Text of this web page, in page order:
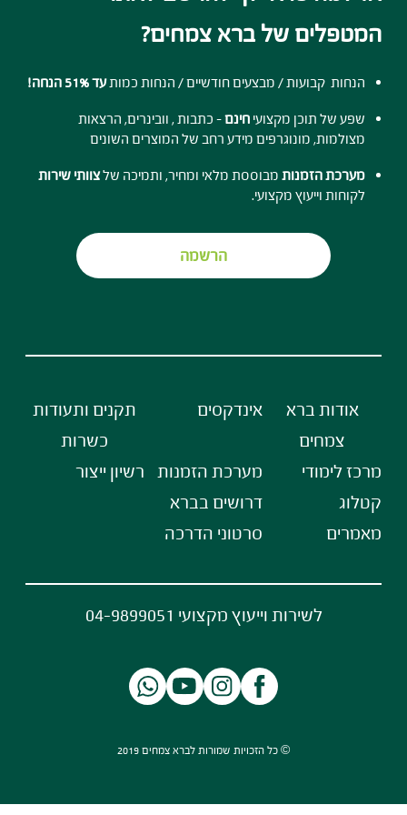
המטפלים של ברא צמחים?
הנחות קבועות / מבצעים חודשיים / הנחות כמותעד 51% הנחה!
שפע של תוכן מקצועיחינם- כתבות , וובינרים, הרצאות
מצולמות, מונוגרפים מידע רחב של המוצרים השונים
מערכת הזמנות מבוססת מלאי ומחיר, ותמיכה שלצוותי שירות
לקוחות וייעוץ מקצועי.
הרשמה
אודות ברא
צמחים
מרכז לימודי
קטלוג
מאמרים
אינדקסים
מערכת הזמנות
דרושים בברא
סרטוני הדרכה
תקנים ותעודות
כשרות
רשיון ייצור
לשירות וייעוץ מקצועי 04-9899051
© כל הזכויות שמורות לברא צמחים 2019